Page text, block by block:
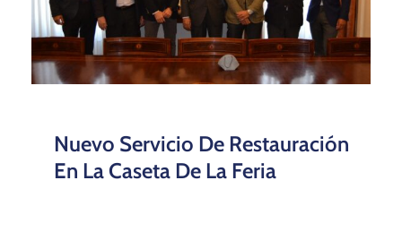
Nuevo Servicio De Restauración
En La Caseta De La Feria